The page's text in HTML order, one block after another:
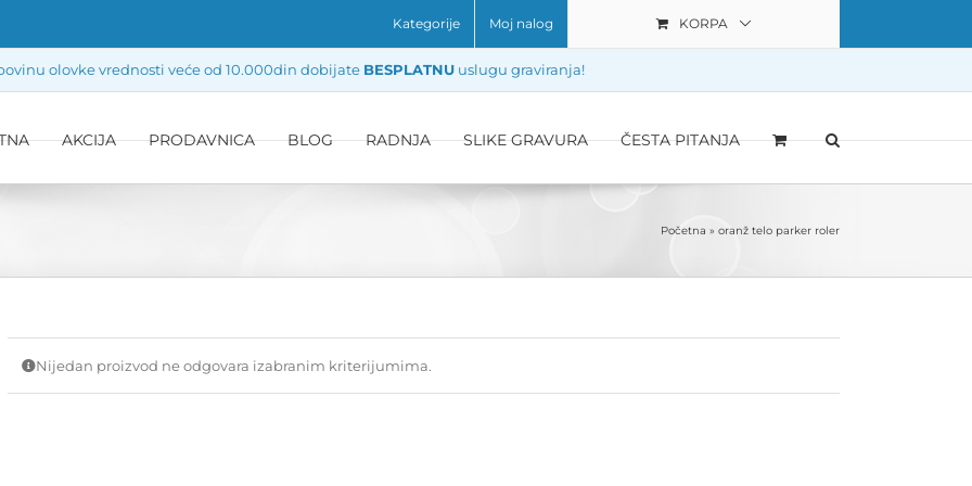
Kategorije Moj nalog KORPA
olovke vrednosti veće od 10.000din dobijate BESPLATNUuslugu graviranja!
AKCIJA PRODAVNICA BLOG RADNJA SLIKE GRAVURA ČESTA PITANJA
Početna » oranž telo parker roler
Nijedan proizvod ne odgovara izabranim kriterijumima.